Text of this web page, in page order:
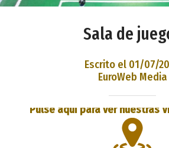
Sala de
Escrito el 01/07/
EuroWeb Media
Pulse aquí para ver nuestras